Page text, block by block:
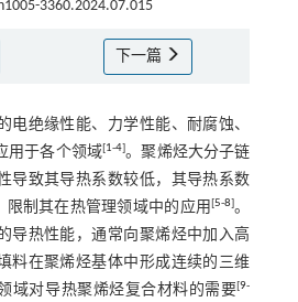
3360.2024.07.015
下一篇
电绝缘性能、力学性能、耐腐蚀、
用于各个领域[1-4]。聚烯烃大分子链
导致其导热系数较低，其导热系数
限制其在热管理领域中的应用[5-8]。
导热性能，通常向聚烯烃中加入高
料在聚烯烃基体中形成连续的三维
域对导热聚烯烃复合材料的需要[9-